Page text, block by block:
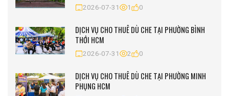
2026-07-31 1 0
DỊCH VỤ CHO THUÊ DÙ CHE TẠI PHƯỜNG BÌNH
THỚI HCM
2026-07-31 2 0
DỊCH VỤ CHO THUÊ DÙ CHE TẠI PHƯỜNG MINH
PHỤNG HCM